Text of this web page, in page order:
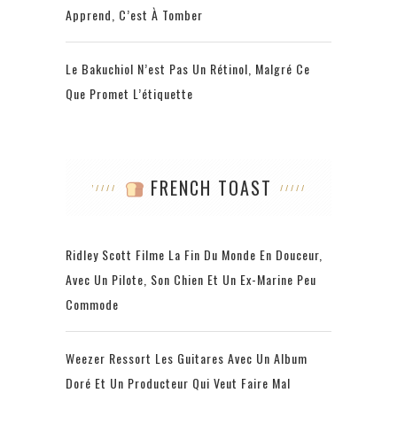
Apprend, C’est À Tomber
Le Bakuchiol N’est Pas Un Rétinol, Malgré Ce
Que Promet L’étiquette
FRENCH TOAST
Ridley Scott Filme La Fin Du Monde En Douceur,
Avec Un Pilote, Son Chien Et Un Ex-Marine Peu
Commode
Weezer Ressort Les Guitares Avec Un Album
Doré Et Un Producteur Qui Veut Faire Mal